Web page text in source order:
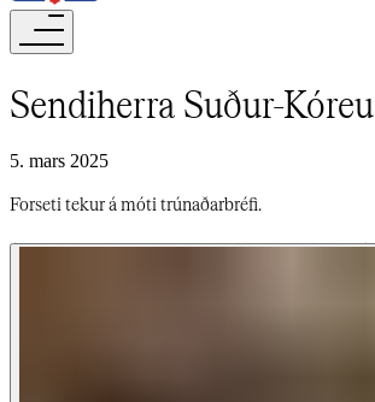
Sendiherra Suður-Kóreu​​​​‌ ‍ ​‍​‍‌‍ ‌ ​‍‌‍‍‌‌‍‌ ‌‍‍‌‌‍ ‍​‍​‍​ ‍‍​‍​‍‌ ​ ‌‍​‌‌‍ ‍‌‍‍‌‌ ‌​‌ ‍‌​‍ ‍‌‍‍‌‌‍ ​‍​‍​‍ ​​‍​‍‌‍‍​‌ ​‍‌‍‌‌‌‍‌‍​‍​‍​ ‍‍​‍​‍‌‍‍​‌ ‌​‌ ‌​‌ ​​‌ ​ ​‍ ​‍ ‌‍‌‍‌‍ ‌ ​‍‌ ​ ‌‍‌‌‌ ‌​‌‍‍‌​‍ ‌‌‍‍‌‌ ​ ‌‍ ​‌‍​‌‌‍ ‍‌‍‌​‌ ​ ​‍ ‍‌ ‌‍‌‍‌‌‌ ​‍‌‍​ ‌‍‌‌‌‍ ​​‍ ‍‌‍​‌‌ ​​‌ ​​​‍ ‌ ​ ‌ ‌​‌ ‌‌‌‍‌​‌‍‍‌‌‍ ​‍ ‌‍‍‌‌‍ ‍‌ ‌​‌‍‌‌‌‍ ‍‌ ‌​​‍ ‌‍‌‌‌‍‌​‌‍‍‌‌ ‌​​‍ ‌‍ ‌‌‍ ‌‍‌​‌‍‌‌​ ‌‌ ​​‌ ​‍‌‍‌‌‌ ​ ‌‍‌‌‌‍ ‍‌ ‌​‌‍​‌‌ ‌​‌‍‍‌‌‍ ‌‍ ‍​ ‍ ‌‍‍‌‌‍‌​​ ‌‌ ​ ‌​‍‌‌​‌​‌‍‍​‌​​‌‌‍‌​‌‍​ ​ ‌‌‌‌‌​‌​​ ‌‌‍​‌‌​ ‌‌‌‌‌​‍‌​ ‌​‌​ ‌​ ​ ‌‌​ ‌‌‌‌‌​‌‌‌‍ ‌‌‌‍​ ‍ ‌ ‌​‌ ‍‌‌ ​​‌‍‌‌​ ‌‌‍ ‍‌‍‌‌‌ ‌ ‌ ​ ​ ‍ ‌ ​​‌‍​‌‌ ‌​‌‍‍​​ ‌‌ ‌​‌‍‍‌‌ ‌​‌‍ ​‌‍‌‌​ ‌‍​‍‌‍​‌‌ ​ ‌‍‌‌‌‌‌‌‌ ​‍‌‍ ​​ ‌‌‍‍​‌ ‌​‌ ‌​‌ ​​‌ ​ ​‍‌‌​ ​‍‌​‌‍​‍‌‌​ ​‍‌​‌‍‌‍‌‍‌‍ ‌ ​‍‌ ​ ‌‍‌‌‌ ‌​‌‍‍‌​‍ ‌‌‍‍‌‌ ​ ‌‍ ​‌‍​‌‌‍ ‍‌‍‌​‌ ​ ​‍ ‍‌ ‌‍‌‍‌‌‌ ​‍‌‍​ ‌‍‌‌‌‍ ​​‍ ‍‌‍​‌‌ ​​‌ ​​​‍‌‌​ ​‍‌​‌‍‌ ​ ‌ ‌​‌ ‌‌‌‍‌​‌‍‍‌‌‍ ​‍‌‍‌‍‍‌‌‍‌​​ ‌‌ ​ ‌​‍‌‌​‌​‌‍‍​‌​​‌‌‍‌​‌‍​ ​ ‌‌‌‌‌​‌​​ ‌‌‍​‌‌​ ‌‌‌‌‌​‍‌​ ‌​‌​ ‌​ ​ ‌‌​ ‌‌‌‌‌​‌‌‌‍ ‌‌‌‍​‍‌‍‌ ‌​‌ ‍‌‌ ​​‌‍‌‌​ ‌‌‍ ‍‌‍‌‌‌ ‌ ‌ ​ ​‍‌‍‌ ​​‌‍​‌‌ ‌​‌‍‍​​ ‌‌ ‌​‌‍‍‌‌ ‌​‌‍ ​‌‍‌‌​‍‌‍‌ ​​‌‍‌‌‌ ​‍‌ ​ ‌ ​​‌‍‌‌‌‍​ ‌ ‌​‌‍‍‌‌ ‌‍‌‍‌‌​ ‌‌ ​​‌ ‌‌‌‍​‍‌‍ ​‌‍‍‌‌ ​ ‌‍‍​‌‍‌‌‌‍‌​​‍​‍‌ ‌
5. mars 2025
Forseti tekur á móti trúnaðarbréfi.​​​​‌ ‍ ​‍​‍‌‍ ‌ ​‍‌‍‍‌‌‍‌ ‌‍‍‌‌‍ ‍​‍​‍​ ‍‍​‍​‍‌ ​ ‌‍​‌‌‍ ‍‌‍‍‌‌ ‌​‌ ‍‌​‍ ‍‌‍‍‌‌‍ ​‍​‍​‍ ​​‍​‍‌‍‍​‌ ​‍‌‍‌‌‌‍‌‍​‍​‍​ ‍‍​‍​‍‌‍‍​‌ ‌​‌ ‌​‌ ​​‌ ​ ​‍ ​‍ ‌‍‌‍‌‍ ‌ ​‍‌ ​ ‌‍‌‌‌ ‌​‌‍‍‌​‍ ‌‌‍‍‌‌ ​ ‌‍ ​‌‍​‌‌‍ ‍‌‍‌​‌ ​ ​‍ ‍‌ ‌‍‌‍‌‌‌ ​‍‌‍​ ‌‍‌‌‌‍ ​​‍ ‍‌‍​‌‌ ​​‌ ​​​‍ ‌ ​ ‌ ‌​‌ ‌‌‌‍‌​‌‍‍‌‌‍ ​‍ ‌‍‍‌‌‍ ‍‌ ‌​‌‍‌‌‌‍ ‍‌ ‌​​‍ ‌‍‌‌‌‍‌​‌‍‍‌‌ ‌​​‍ ‌‍ ‌‌‍ ‌‍‌​‌‍‌‌​ ‌‌ ​​‌ ​‍‌‍‌‌‌ ​ ‌‍‌‌‌‍ ‍‌ ‌​‌‍​‌‌ ‌​‌‍‍‌‌‍ ‌‍ ‍​ ‍ ‌‍‍‌‌‍‌​​ ‌‌ ​ ‌​‍‌‌​‌​‌‍‍​‌​​‌‌‍‌​‌‍​ ​ ‌‌‌‌‌​‌​​ ‌‌‍​‌‌​ ‌‌‌‌‌​‍‌​ ‌​‌​ ‌​ ​ ‌‌​ ‌‌‌‌‌​‌‌‌‍ ‌‌‌‍​ ‍ ‌ ‌​‌ ‍‌‌ ​​‌‍‌‌​ ‌‌‍ ‍‌‍‌‌‌ ‌ ‌ ​ ​ ‍ ‌ ​​‌‍​‌‌ ‌​‌‍‍​​ ‌‌‍‌​‌‍‌‌‌ ​ ‌‍​ ‌ ​‍‌‍‍‌‌ ​​‌ ‌​‌‍‍‌‌‍ ‌‍ ‍​ ‌‍​‍‌‍​‌‌ ​ ‌‍‌‌‌‌‌‌‌ ​‍‌‍ ​​ ‌‌‍‍​‌ ‌​‌ ‌​‌ ​​‌ ​ ​‍‌‌​ ​‍‌​‌‍​‍‌‌​ ​‍‌​‌‍‌‍‌‍‌‍ ‌ ​‍‌ ​ ‌‍‌‌‌ ‌​‌‍‍‌​‍ ‌‌‍‍‌‌ ​ ‌‍ ​‌‍​‌‌‍ ‍‌‍‌​‌ ​ ​‍ ‍‌ ‌‍‌‍‌‌‌ ​‍‌‍​ ‌‍‌‌‌‍ ​​‍ ‍‌‍​‌‌ ​​‌ ​​​‍‌‌​ ​‍‌​‌‍‌ ​ ‌ ‌​‌ ‌‌‌‍‌​‌‍‍‌‌‍ ​‍‌‍‌‍‍‌‌‍‌​​ ‌‌ ​ ‌​‍‌‌​‌​‌‍‍​‌​​‌‌‍‌​‌‍​ ​ ‌‌‌‌‌​‌​​ ‌‌‍​‌‌​ ‌‌‌‌‌​‍‌​ ‌​‌​ ‌​ ​ ‌‌​ ‌‌‌‌‌​‌‌‌‍ ‌‌‌‍​‍‌‍‌ ‌​‌ ‍‌‌ ​​‌‍‌‌​ ‌‌‍ ‍‌‍‌‌‌ ‌ ‌ ​ ​‍‌‍‌ ​​‌‍​‌‌ ‌​‌‍‍​​ ‌‌‍‌​‌‍‌‌‌ ​ ‌‍​ ‌ ​‍‌‍‍‌‌ ​​‌ ‌​‌‍‍‌‌‍ ‌‍ ‍​‍‌‍‌ ​​‌‍‌‌‌ ​‍‌ ​ ‌ ​​‌‍‌‌‌‍​ ‌ ‌​‌‍‍‌‌ ‌‍‌‍‌‌​ ‌‌ ​​‌ ‌‌‌‍​‍‌‍ ​‌‍‍‌‌ ​ ‌‍‍​‌‍‌‌‌‍‌​​‍​‍‌ ‌